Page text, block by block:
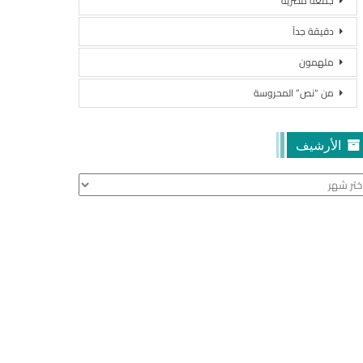
دقيقة جداً
ملهمون
من “نص” المحروسة
الأرشيف